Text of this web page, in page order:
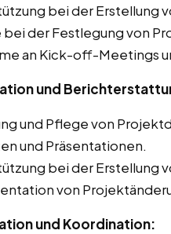
bei der Erstellung
der Festlegung von
an Kick-off-Meetings
und
und Pflege von
und Präsentationen.
bei der Erstellung
von
und Koordination: